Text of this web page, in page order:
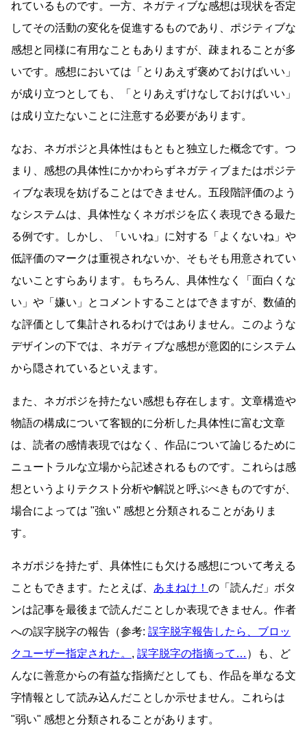
れているものです。一方、ネガティブな感想は現状を否定
してその活動の変化を促進するものであり、ポジティブな
感想と同様に有用なこともありますが、疎まれることが多
いです。感想においては「とりあえず褒めておけばいい」
が成り立つとしても、「とりあえずけなしておけばいい」
は成り立たないことに注意する必要があります。
なお、ネガポジと具体性はもともと独立した概念です。つ
まり、感想の具体性にかかわらずネガティブまたはポジテ
ィブな表現を妨げることはできません。五段階評価のよう
なシステムは、具体性なくネガポジを広く表現できる最た
る例です。しかし、「いいね」に対する「よくないね」や
低評価のマークは重視されないか、そもそも用意されてい
ないことすらあります。もちろん、具体性なく「面白くな
い」や「嫌い」とコメントすることはできますが、数値的
な評価として集計されるわけではありません。このような
デザインの下では、ネガティブな感想が意図的にシステム
から隠されているといえます。
また、ネガポジを持たない感想も存在します。文章構造や
物語の構成について客観的に分析した具体性に富む文章
は、読者の感情表現ではなく、作品について論じるために
ニュートラルな立場から記述されるものです。これらは感
想というよりテクスト分析や解説と呼ぶべきものですが、
場合によっては
強い
感想と分類されることがありま
す。
ネガポジを持たず、具体性にも欠ける感想について考える
こともできます。たとえば、 あまねけ！ の「読んだ」ボタ
ンは記事を最後まで読んだことしか表現できません。作者
への誤字脱字の報告（参考: 誤字脱字報告したら、ブロッ
クユーザー指定された。 , 誤字脱字の指摘って… ）も、ど
んなに善意からの有益な指摘だとしても、作品を単なる文
字情報として読み込んだことしか示せません。これらは
弱い
感想と分類されることがあります。